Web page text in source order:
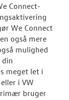
Connect-
We Connect
også mere
mulighed
meget let i
i VW
bruger